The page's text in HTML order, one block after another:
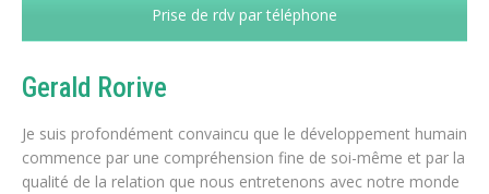
Prise de rdv par téléphone
Gerald Rorive
Je suis profondément convaincu que le développement humain
commence par une compréhension fine de soi-même et par la
qualité de la relation que nous entretenons avec notre monde